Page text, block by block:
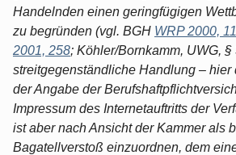
Handelnden einen geringfügigen
zu begründen (vgl. BGH WRP 2000,
2001, 258; Köhler/Bornkamm, UWG,
streitgegenständliche Handlung – hier
der Angabe der
Impressum des Internetauftritts der
ist aber nach Ansicht der Kammer als
Bagatellverstoß einzuordnen, dem